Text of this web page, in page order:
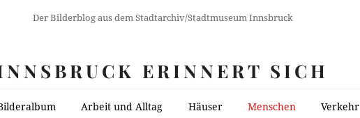
Der Bilderblog aus dem Stadtarchiv/Stadtmuseum Innsbruck
ERINNERT SICH
Arbeit und Alltag Häuser Menschen Verkehr